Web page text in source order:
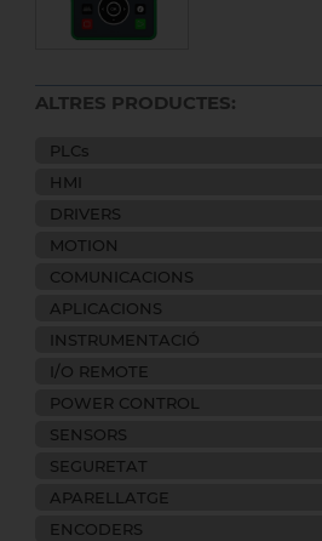
ALTRES PRODUCTES:
PLCs
HMI
DRIVERS
MOTION
COMUNICACIONS
APLICACIONS
INSTRUMENTACIÓ
I/O REMOTE
POWER CONTROL
SENSORS
SEGURETAT
APARELLATGE
ENCODERS